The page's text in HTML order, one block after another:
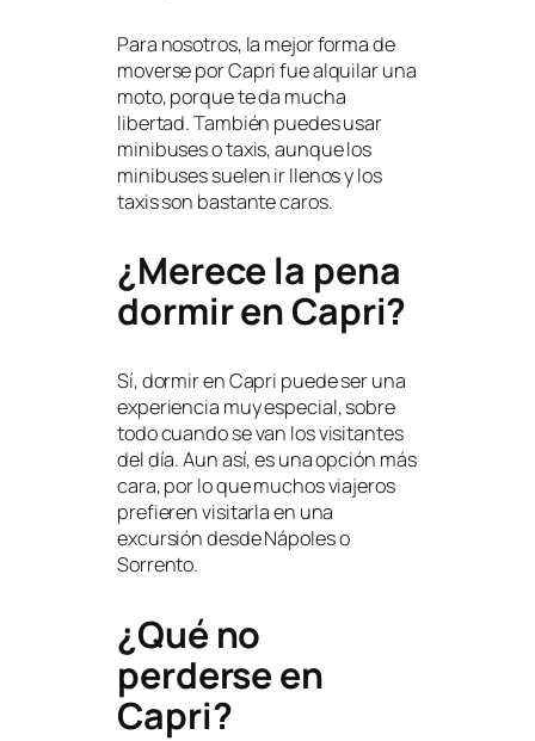
Para nosotros, la mejor forma de
moverse por Capri fue alquilar una
moto, porque te da mucha
libertad. También puedes usar
minibuses o taxis, aunque los
minibuses suelen ir llenos y los
taxis son bastante caros.
¿Merece la pena
dormir en Capri?
Sí, dormir en Capri puede ser una
experiencia muy especial, sobre
todo cuando se van los visitantes
del día. Aun así, es una opción más
cara, por lo que muchos viajeros
prefieren visitarla en una
excursión desde Nápoles o
Sorrento.
¿Qué no
perderse en
Capri?